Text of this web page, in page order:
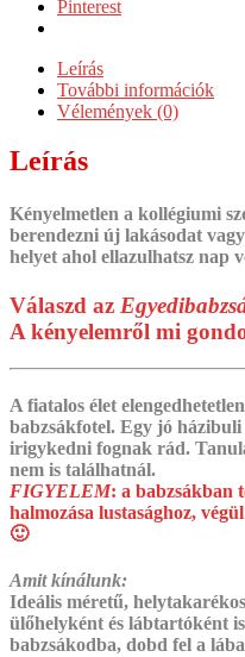
Pinterest
Leírás
További információk
Vélemények (0)
Leírás
Kényelmetlen a kollégiumi
berendezni új lakásodat
helyet ahol ellazulhatsz nap
Válaszd az
A kényelemről mi
A fiatalos élet
babzsákfotel. Egy jó
irigykedni fognak rád.
nem is találhatnál.
FIGYELEM: a babzsákban
halmozása lustasághoz,
🙂
Amit kínálunk:
Ideális méretű,
ülőhelyként és lábtartóként
babzsákodba, dobd fel a